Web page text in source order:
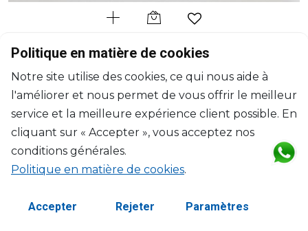
MARIO LUCA GIUSTI
Pichet petit bleu/vert
H: 19cm
$87
Politique en matière de cookies
Notre site utilise des cookies, ce qui nous aide à
l'améliorer et nous permet de vous offrir le meilleur
service et la meilleure expérience client possible. En
cliquant sur « Accepter », vous acceptez nos
conditions générales.
Politique en matière de cookies.
Accepter Rejeter Paramètres